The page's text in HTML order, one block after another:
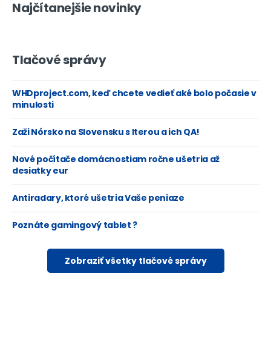
Najčítanejšie novinky
Tlačové správy
WHDproject.com, keď chcete vedieť aké bolo počasie v
minulosti
Zaži Nórsko na Slovensku s Iterou a ich QA!
Nové počítače domácnostiam ročne ušetria až
desiatky eur
Antiradary, ktoré ušetria Vaše peniaze
Poznáte gamingový tablet ?
Zobraziť všetky tlačové správy